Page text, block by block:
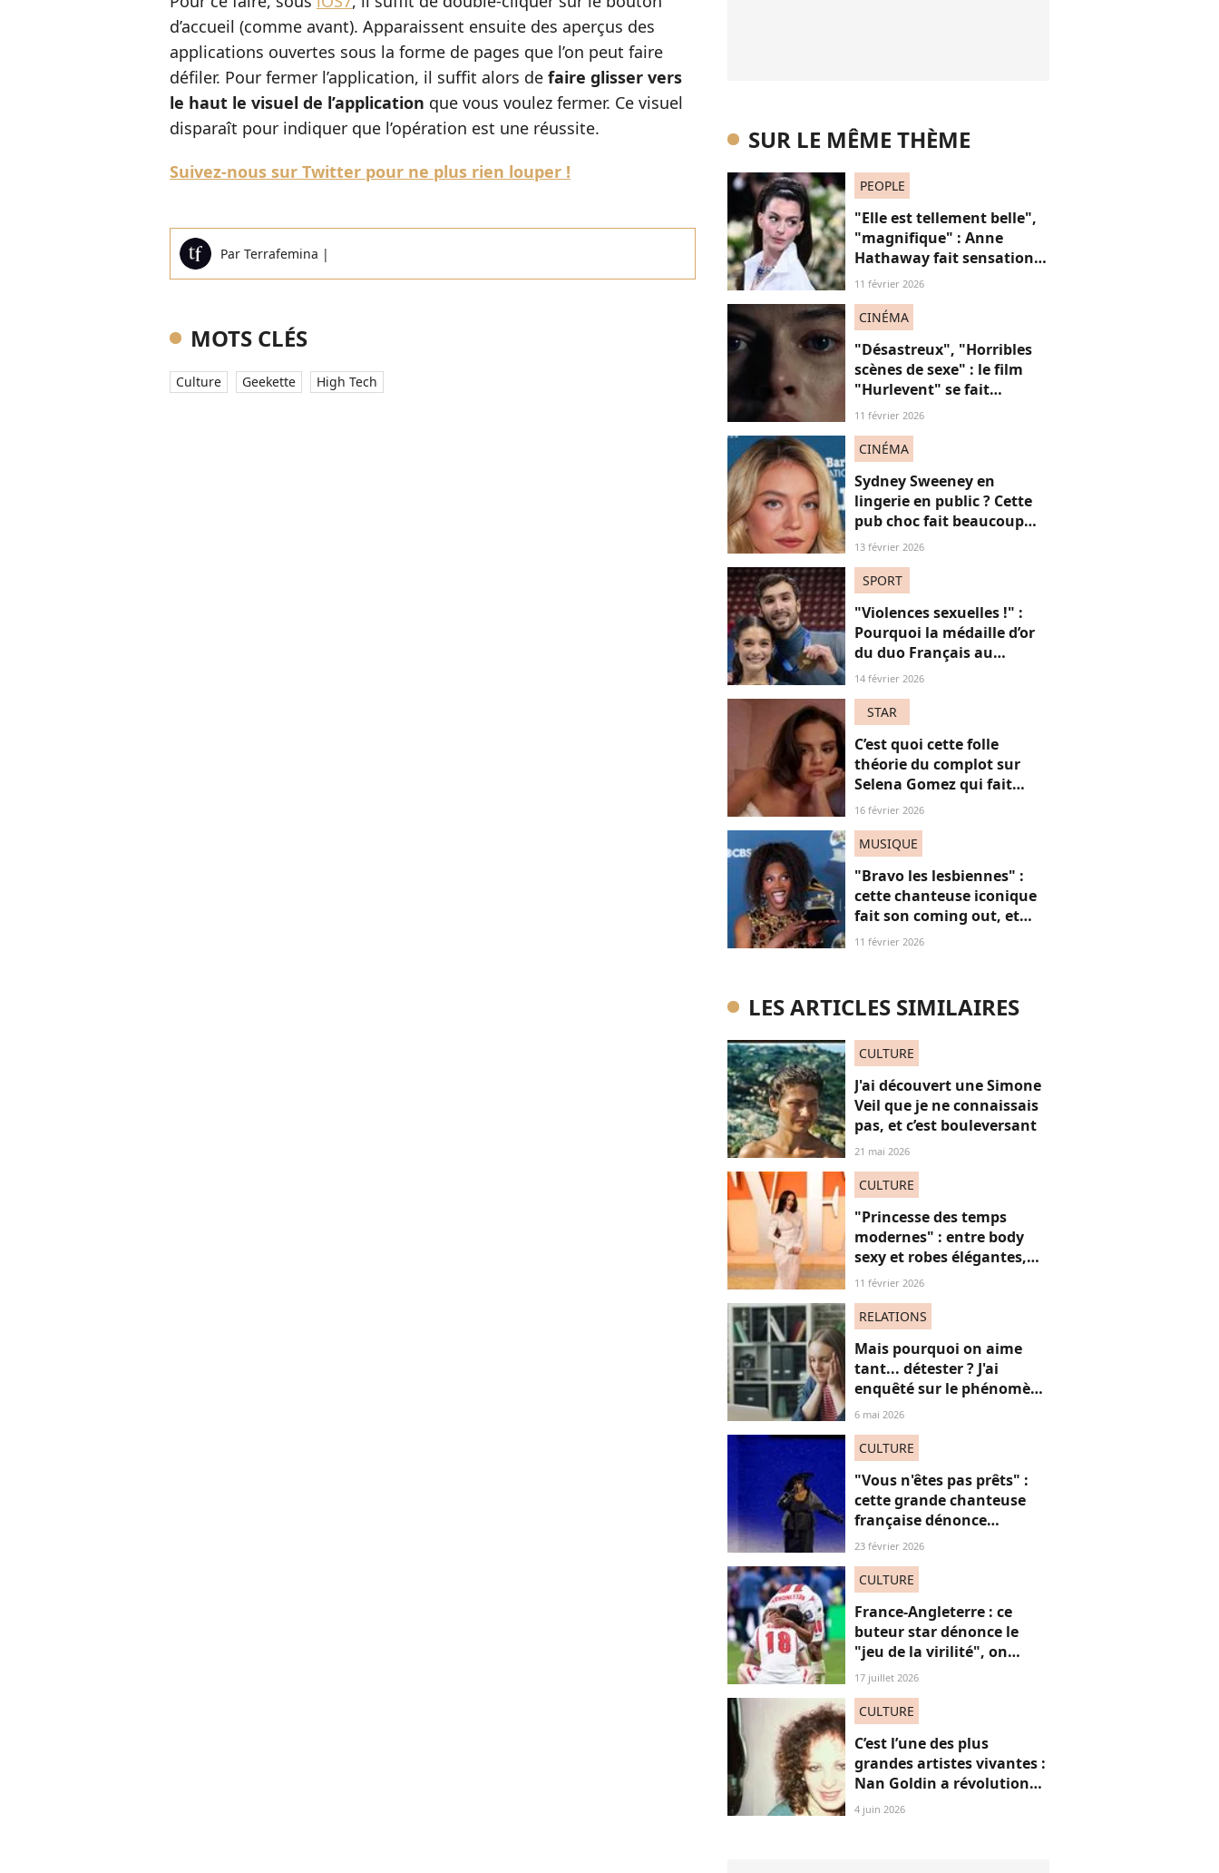
d’accueil (comme avant). Apparaissent ensuite des aperçus des
applications ouvertes sous la forme de pages que l’on peut faire
défiler. Pour fermer l’application, il suffit alors de faire glisser vers
le haut le visuel de l’application que vous voulez fermer. Ce visuel
disparaît pour indiquer que l’opération est une réussite.
Suivez-nous sur Twitter pour ne plus rien louper !
Par Terrafemina |
MOTS CLÉS
Culture Geekette High Tech
SUR LE MÊME THÈME
PEOPLE
"Elle est tellement belle",
"magnifique" : Anne
Hathaway fait sensation
en robe en dentelle
11 février 2026
CINÉMA
"Désastreux", "Horribles
scènes de sexe" : le film
"Hurlevent" se fait
détruire par la presse, et si
sexistes ?
11 février 2026
CINÉMA
Sydney Sweeney en
lingerie en public ? Cette
pub choc fait beaucoup
(trop ?) réagir
13 février 2026
SPORT
"Violences sexuelles !" :
Pourquoi la médaille d’or
du duo Français au
patinage aux JO fait
14 février 2026
STAR
C’est quoi cette folle
théorie du complot sur
Selena Gomez qui fait
parler Internet ?
16 février 2026
MUSIQUE
"Bravo les lesbiennes" :
cette chanteuse iconique
fait son coming out, et
non, on ne "s'en fout" pas
11 février 2026
LES ARTICLES SIMILAIRES
CULTURE
J'ai découvert une Simone
Veil que je ne connaissais
pas, et c’est bouleversant
21 mai 2026
CULTURE
"Princesse des temps
modernes" : entre body
sexy et robes élégantes,
cette popstar iconique
de "diva" absolue
11 février 2026
RELATIONS
Mais pourquoi on aime
tant... détester ? J'ai
enquêté sur le phénomène
du "hate watching" (et ça
6 mai 2026
CULTURE
"Vous n'êtes pas prêts" :
cette grande chanteuse
française dénonce
“l’effacement des femmes
(forcément) réagir
23 février 2026
CULTURE
France-Angleterre : ce
buteur star dénonce le
"jeu de la virilité", on
décrypte ses mots pas très
17 juillet 2026
CULTURE
C’est l’une des plus
grandes artistes vivantes :
Nan Goldin a révolutionné
mon regard, voici
4 juin 2026